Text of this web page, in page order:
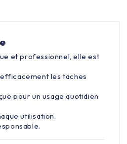
et professionnel, elle est
les taches
pour un usage quotidien
utilisation.